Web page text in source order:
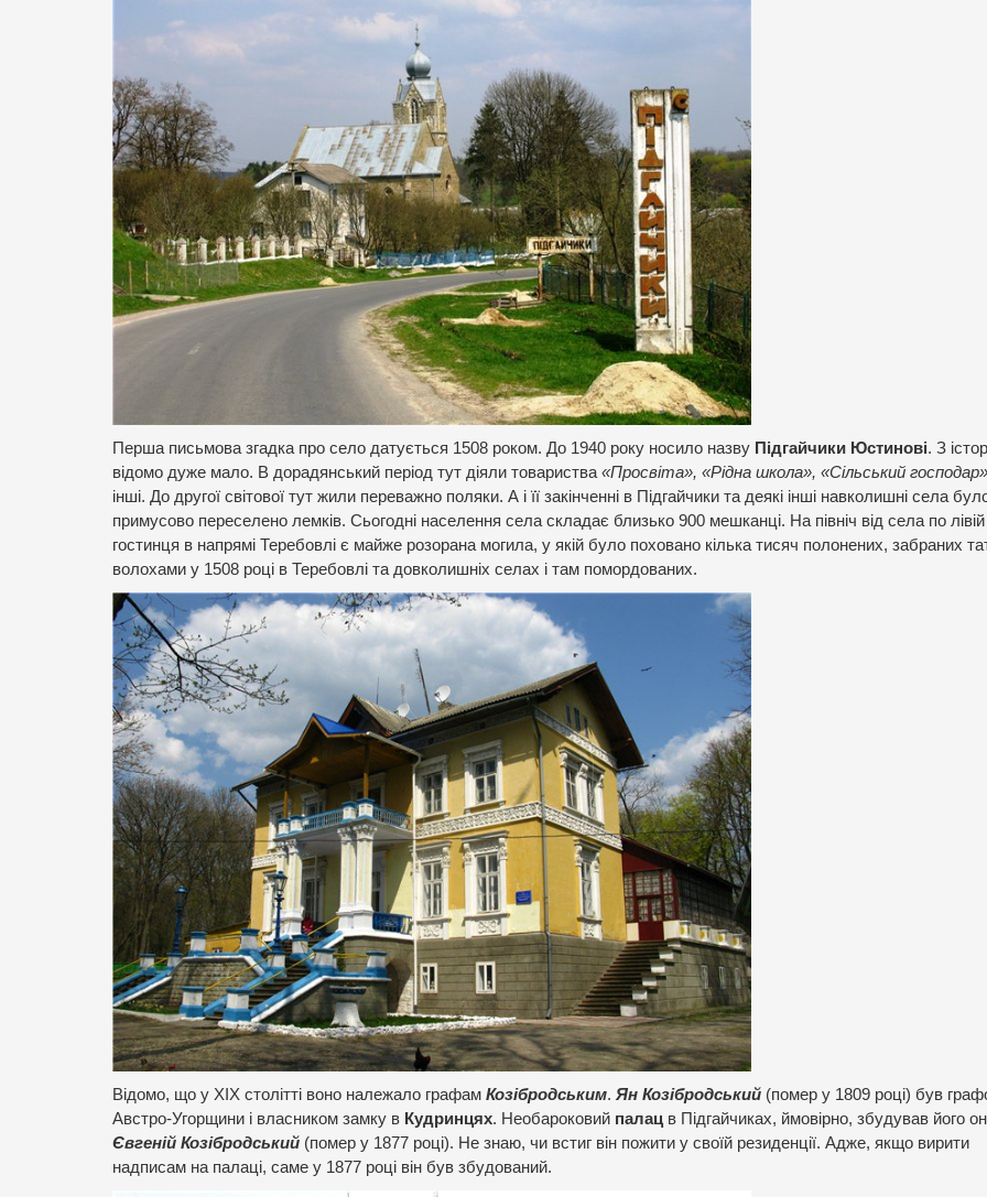
Перша письмова згадка про село датується 1508 роком. До 1940 року носило назву Підгайчики Юстинові. З
відомо дуже мало. В дорадянський період тут діяли товариства «Просвіта», «Рідна школа», «Сільський господар»
інші. До другої світової тут жили переважно поляки. А і її закінченні в Підгайчики та деякі інші навколишні села
примусово переселено лемків. Сьогодні населення села складає близько 900 мешканці. На північ від села по лівій
гостинця в напрямі Теребовлі є майже розорана могила, у якій було поховано кілька тисяч полонених, забраних
волохами у 1508 році в Теребовлі та довколишніх селах і там помордованих.
Відомо, що у ХІХ столітті воно належало графам Козібродським. Ян Козібродський (помер у 1809 році) був
Австро-Угорщини і власником замку в Кудринцях. Необароковий палац в Підгайчиках, ймовірно, збудував його
Євгеній Козібродський (помер у 1877 році). Не знаю, чи встиг він пожити у своїй резиденції. Адже, якщо вирити
надписам на палаці, саме у 1877 році він був збудований.